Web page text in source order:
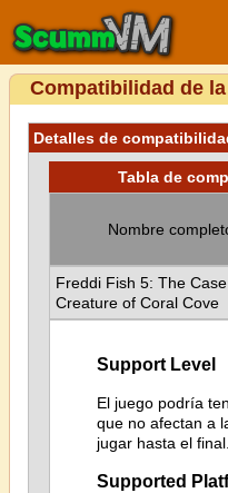
Compatibilidad de
Detalles de
Tabla de
Nombre
Freddi Fish 5: The
Creature of Coral Cove
Support Level
El juego podría
que no afectan a
jugar hasta el final.
Supported